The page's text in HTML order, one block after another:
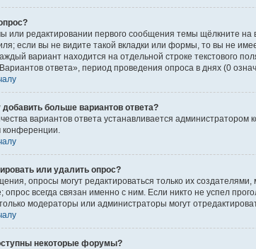
или редактировании первого сообщения темы щёлкните на
если вы не видите такой вкладки или формы, то вы не
вариант находится на отдельной строке текстового
ответа», период проведения опроса в днях (0
больше вариантов ответа?
вариантов ответа устанавливается
или удалить опрос?
опросы могут редактироваться только их
всегда связан именно с ним. Если никто не успел
модераторы или администраторы могут
некоторые форумы?